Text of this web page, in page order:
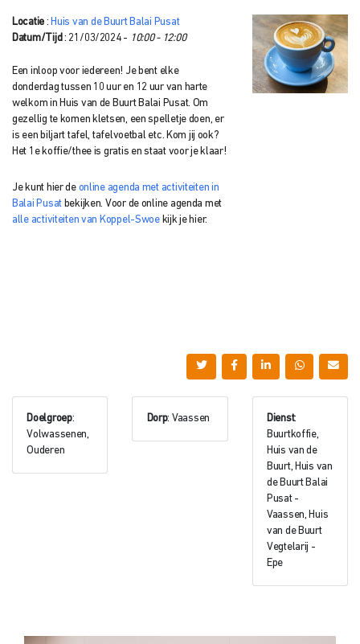
Locatie : Huis van de Buurt Balai Pusat
Datum/Tijd : 21/03/2024 - 10:00 - 12:00
Een inloop voor iedereen! Je bent elke
donderdag tussen 10 uur en 12 uur van harte
welkom in Huis van de Buurt Balai Pusat. Om
gezellig te komen kletsen, een spelletje doen, er
is een biljart tafel, tafelvoetbal etc. Kom jij ook?
Het 1e koffie/thee is gratis en staat voor je klaar!
Je kunt hier de online agenda met activiteiten in
Balai Pusatbekijken. Voor de online agenda met
alle activiteiten van Koppel-Swoekijk je hier.
Doelgroep:
Volwassenen,
Ouderen
Dorp: Vaassen Dienst:
Buurtkoffie,
Huis van de
Buurt, Huis van
de Buurt Balai
Pusat -
Vaassen, Huis
van de Buurt
Vegtelarij -
Epe